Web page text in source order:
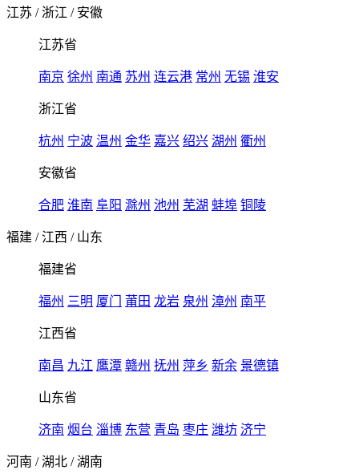
江苏 / 浙江 / 安徽
江苏省
南京 徐州 南通 苏州 连云港 常州 无锡 淮安
浙江省
杭州 宁波 温州 金华 嘉兴 绍兴 湖州 衢州
安徽省
合肥 淮南 阜阳 滁州 池州 芜湖 蚌埠 铜陵
福建 / 江西 / 山东
福建省
福州 三明 厦门 莆田 龙岩 泉州 漳州 南平
江西省
南昌 九江 鹰潭 赣州 抚州 萍乡 新余 景德镇
山东省
济南 烟台 淄博 东营 青岛 枣庄 潍坊 济宁
河南 /湖北 /湖南